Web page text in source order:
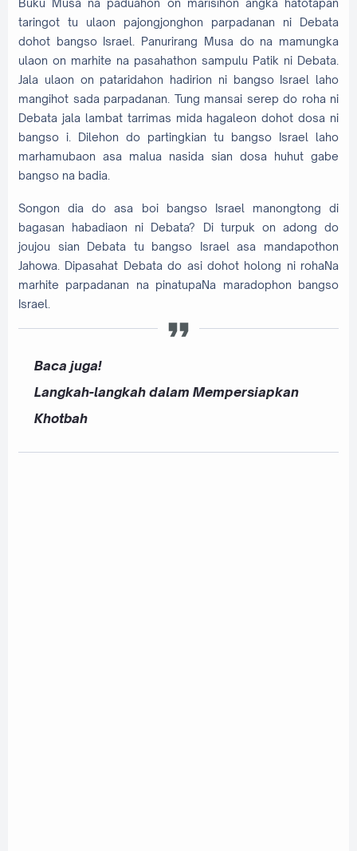
Buku Musa na paduahon on marisihon angka hatotapan
taringot tu ulaon pajongjonghon parpadanan ni Debata
dohot bangso Israel. Panurirang Musa do na mamungka
ulaon on marhite na pasahathon sampulu Patik ni Debata.
Jala ulaon on pataridahon hadirion ni bangso Israel laho
mangihot sada parpadanan. Tung mansai serep do roha ni
Debata jala lambat tarrimas mida hagaleon dohot dosa ni
bangso i. Dilehon do partingkian tu bangso Israel laho
marhamubaon asa malua nasida sian dosa huhut gabe
bangso na badia.
Songon dia do asa boi bangso Israel manongtong di
bagasan habadiaon ni Debata? Di turpuk on adong do
joujou sian Debata tu bangso Israel asa mandapothon
Jahowa. Dipasahat Debata do asi dohot holong ni rohaNa
marhite parpadanan na pinatupaNa maradophon bangso
Israel.
Baca juga!
Langkah-langkah dalam Mempersiapkan
Khotbah